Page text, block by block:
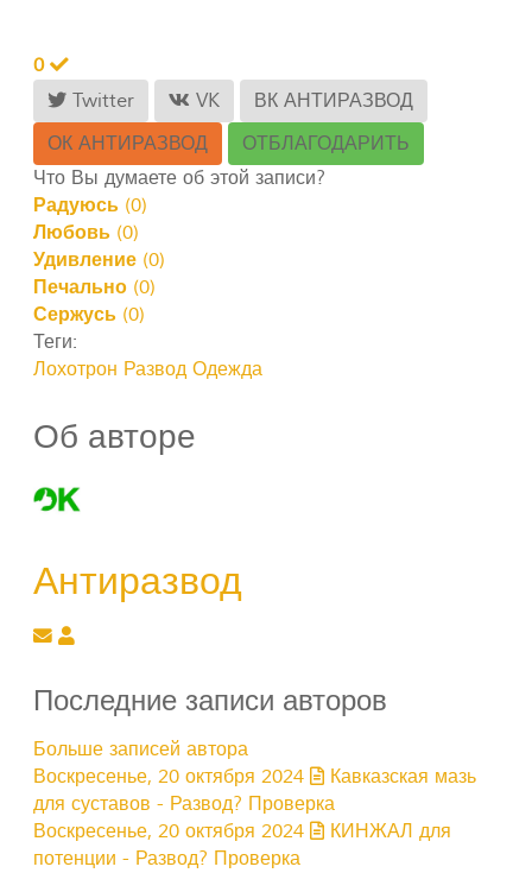
0
Twitter
VK
ВК АНТИРАЗВОД
ОК АНТИРАЗВОД
ОТБЛАГОДАРИТЬ
Что Вы думаете об этой записи?
Радуюсь (0)
Любовь (0)
Удивление (0)
Печально (0)
Сержусь (0)
Теги:
Лохотрон Развод Одежда
Об авторе
Антиразвод
Подписаться на обновление автора
Антиразвод
Последние записи авторов
Больше записей автора
Воскресенье, 20 октября 2024
Кавказская мазь
для суставов - Развод? Проверка
Воскресенье, 20 октября 2024
КИНЖАЛ для
потенции - Развод? Проверка